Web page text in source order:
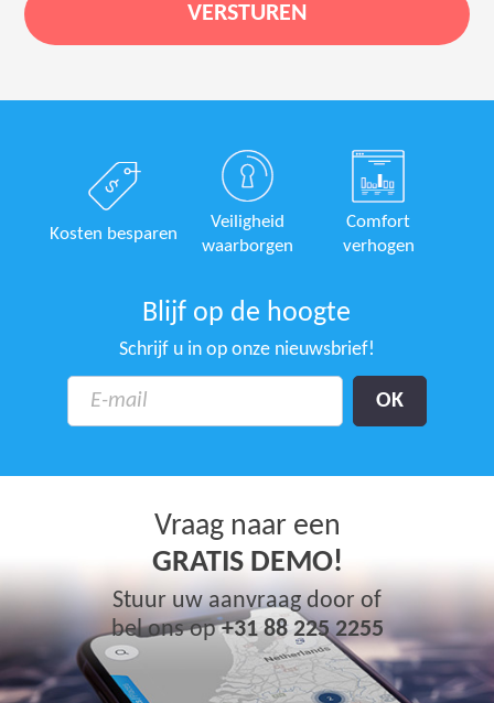
Kosten besparen
Veiligheid
waarborgen
Comfort
verhogen
Blijf op de hoogte
Schrijf u in op onze nieuwsbrief!
Vraag naar een
GRATIS DEMO!
Stuur uw aanvraag door of
bel ons op+31 88 225 2255